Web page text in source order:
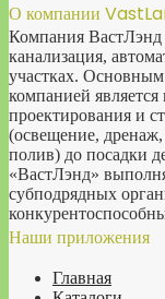
О компании
Компания
канализация,
участках.
компанией
проектирования и
(освещение, дренаж,
полив) до посадки
«ВастЛэнд»
субподрядных
Наши приложения
Главная